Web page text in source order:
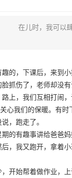
儿时，我可以肆
，下课后，来到
抓伤了，老师却没
上，我们互相打闹
心我们的保暖。有
说，跑走了。
有趣事讲给爸爸
，我又跑开，拿着
始帮着做作业，